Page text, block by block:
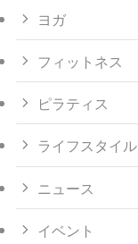
ヨガ
フィットネス
ピラティス
ライフスタイル
ニュース
イベント